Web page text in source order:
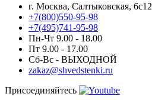
г. Москва, Салтыковская, 6с12
+7(800)550-95-98
+7(495)741-95-98
Пн-Чт 9.00 - 18.00
Пт 9.00 - 17.00
Сб-Вс - ВЫХОДНОЙ
zakaz@shvedstenki.ru
Присоединяйтесь